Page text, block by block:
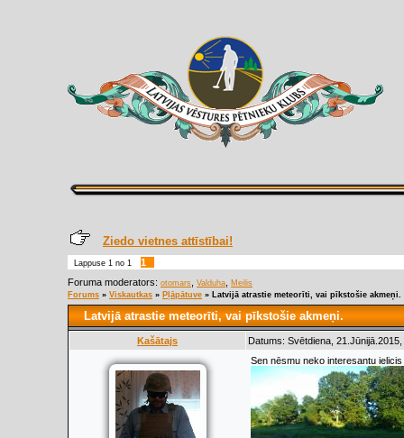
Ziedo vietnes attīstībai!
Lappuse 1 no 1
1
Foruma moderators: otomars Valduha
Meilis
Forums » Viskautkas » Pļāpātuve » Latvijā atrastie meteorīti, vai pīkstošie akmeņi.
Latvijā atrastie meteorīti, vai pīkstošie akmeņi.
Kašātajs Datums: Svētdiena,
Sen nēsmu neko interesantu